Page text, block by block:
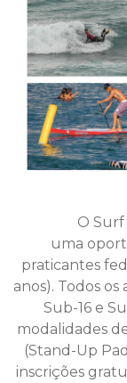
O
uma
praticantes
anos). Todos os
Sub-16 e
modalidades
(Stand-Up
inscrições